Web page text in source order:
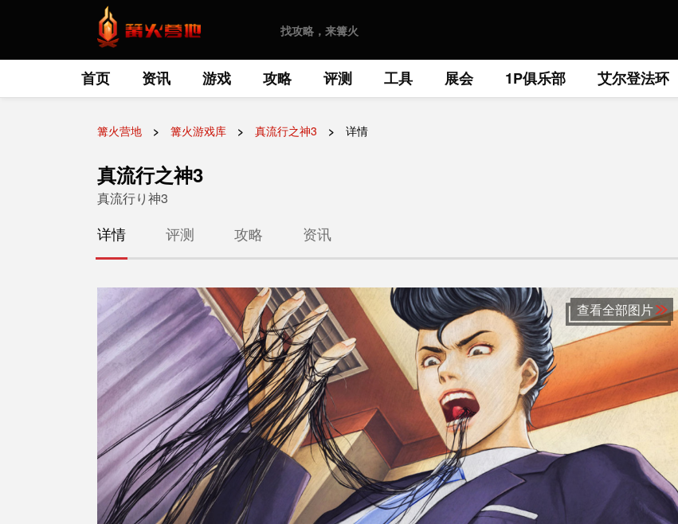
首页 资讯 游戏 攻略 评测 工具 展会 1P俱乐部 艾尔登法环
篝火营地 篝火游戏库 真流行之神3 详情
真流行之神3
真流行り神3
详情 评测 攻略 资讯
查看全部图片